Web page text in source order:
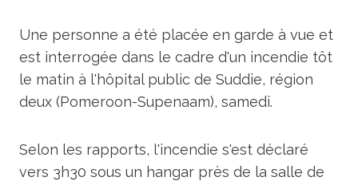
Une personne a été placée en garde à vue et
est interrogée dans le cadre d'un incendie tôt
le matin à l'hôpital public de Suddie, région
deux (Pomeroon-Supenaam), samedi.
Selon les rapports, l'incendie s'est déclaré
vers 3h30 sous un hangar près de la salle de